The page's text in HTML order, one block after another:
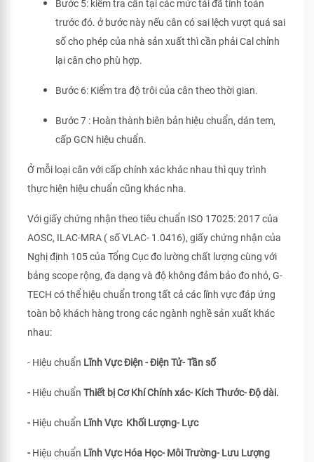
Bước 5: kiểm tra cân tại các mức tải đã tính toán
trước đó. ở bước này nếu cân có sai lệch vượt quá sai
số cho phép của nhà sản xuất thì cần phải Cal chỉnh
lại cân cho phù hợp.
Bước 6: Kiểm tra độ trôi của cân theo thời gian.
Bước 7 : Hoàn thành biên bản hiệu chuẩn, dán tem,
cấp GCN hiệu chuẩn.
Ở mỗi loại cân với cấp chính xác khác nhau thì quy trình
thực hiện hiệu chuẩn cũng khác nha.
Với giấy chứng nhận theo tiêu chuẩn ISO 17025: 2017 của
AOSC, ILAC-MRA ( số VLAC- 1.0416), giấy chứng nhận của
Nghị định 105 của Tổng Cục đo lường chất lượng cùng với
bảng scope rộng, đa dạng và độ không đảm bảo đo nhỏ, G-
TECH có thể hiệu chuẩn trong tất cả các lĩnh vực đáp ứng
toàn bộ khách hàng trong các ngành nghề sản xuất khác
nhau:
- Hiệu chuẩn Lĩnh Vực Điện - Điện Tử- Tần số
-Hiệu chuẩn Thiết bị Cơ Khí Chính xác- Kích Thước- Độ dài.
-Hiệu chuẩn Lĩnh Vực Khối Lượng- Lực
-Hiệu chuẩn Lĩnh Vực Hóa Học- Môi Trường- Lưu Lượng